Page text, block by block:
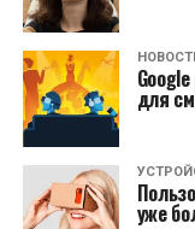
для
уже